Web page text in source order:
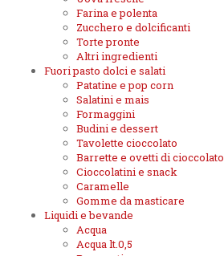
Farina e polenta
Zucchero e dolcificanti
Torte pronte
Altri ingredienti
Fuori pasto dolci e salati
Patatine e pop corn
Salatini e mais
Formaggini
Budini e dessert
Tavolette cioccolato
Barrette e ovetti di cioccolato
Cioccolatini e snack
Caramelle
Gomme da masticare
Liquidi e bevande
Acqua
Acqua lt.0,5